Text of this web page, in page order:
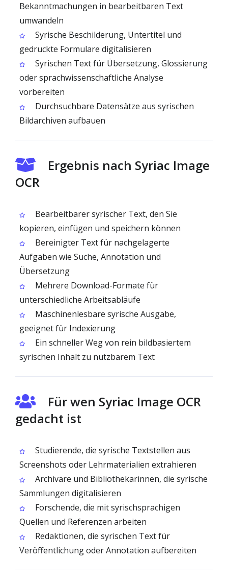
Bekanntmachungen in bearbeitbaren Text
umwandeln
Syrische Beschilderung, Untertitel und
gedruckte Formulare digitalisieren
Syrischen Text für Übersetzung, Glossierung
oder sprachwissenschaftliche Analyse
vorbereiten
Durchsuchbare Datensätze aus syrischen
Bildarchiven aufbauen
Ergebnis nach Syriac Image
OCR
Bearbeitbarer syrischer Text, den Sie
kopieren, einfügen und speichern können
Bereinigter Text für nachgelagerte
Aufgaben wie Suche, Annotation und
Übersetzung
Mehrere Download-Formate für
unterschiedliche Arbeitsabläufe
Maschinenlesbare syrische Ausgabe,
geeignet für Indexierung
Ein schneller Weg von rein bildbasiertem
syrischen Inhalt zu nutzbarem Text
Für wen Syriac Image OCR
gedacht ist
Studierende, die syrische Textstellen aus
Screenshots oder Lehrmaterialien extrahieren
Archivare und Bibliothekarinnen, die syrische
Sammlungen digitalisieren
Forschende, die mit syrischsprachigen
Quellen und Referenzen arbeiten
Redaktionen, die syrischen Text für
Veröffentlichung oder Annotation aufbereiten